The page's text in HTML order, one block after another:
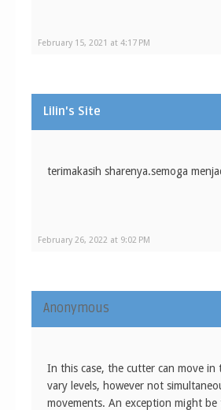
February 15, 2021 at 4:17 PM
Lilin's Site
February 26, 2022 at 9:02 PM
terimakasih sharenya.semoga
Anonymous
In this case, the cutter can move in
vary levels, however not
movements. An exception might